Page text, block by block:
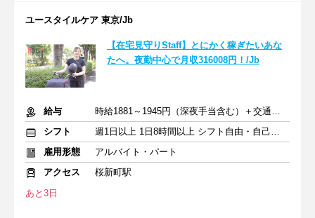
ユースタイルケア 東京/Jb
【在宅見守りStaff】とにかく稼ぎたいあな
たへ。夜勤中心で月収316008円！/Jb
給与
時給1881～1945円（深夜手当含む）＋交通費支給
シフト
週1日以上 1日8時間以上 シフト自由・自己申告
雇用形態
アルバイト・パート
アクセス
桜新町駅
あと3日